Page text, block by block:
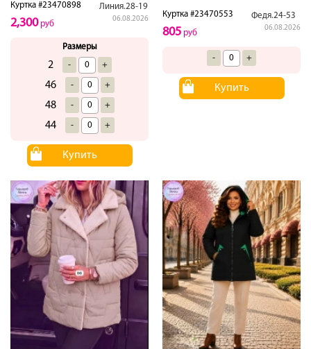
Куртка #23470898 Линия.28-19
06.08.2026
2,300руб
Размеры
2 - +
46 - +
48 - +
44 - +
Купить
Куртка #23470553 Федя.24-53
06.08.2026
805 руб
- +
Купить